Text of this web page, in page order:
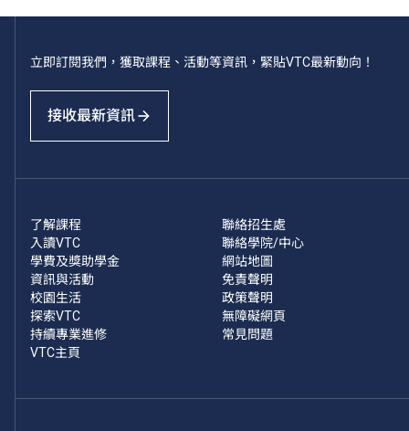
立即訂閱我們，獲取課程、活動等資訊，緊貼VTC最新動向！
接收最新資訊
了解課程
入讀VTC
學費及獎助學金
資訊與活動
校園生活
探索VTC
持續專業進修
VTC主頁
聯絡招生處
聯絡學院/中心
網站地圖
免責聲明
政策聲明
無障礙網頁
常見問題